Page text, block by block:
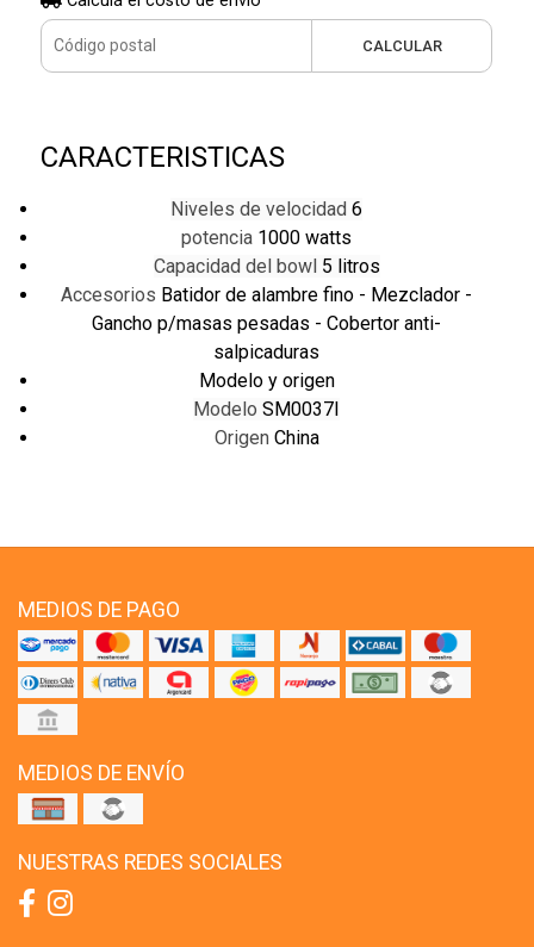
CALCULAR
CARACTERISTICAS
Niveles de velocidad6
potencia 1000 watts
Capacidad del bowl 5 litros
Accesorios Batidor de alambre fino - Mezclador -
Gancho p/masas pesadas - Cobertor anti-
salpicaduras
Modelo y origen
ModeloSM0037I
Origen China
MEDIOS DE PAGO
MEDIOS DE ENVÍO
NUESTRAS REDES SOCIALES